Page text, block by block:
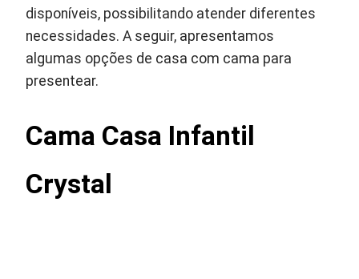
disponíveis, possibilitando atender diferentes
necessidades. A seguir, apresentamos
algumas opções de casa com cama para
presentear.
Cama Casa Infantil
Crystal